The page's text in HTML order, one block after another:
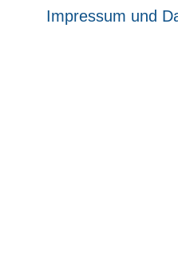
Impressum und